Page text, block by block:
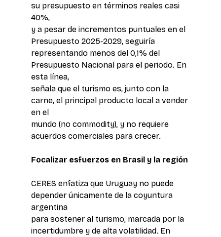
su presupuesto en términos reales casi
40%,
y a pesar de incrementos puntuales en el
Presupuesto 2025-2029, seguiría
representando menos del 0,1% del
Presupuesto Nacional para el periodo. En
esta línea,
señala que el turismo es, junto con la
carne, el principal producto local a vender
en el
mundo (no commodity), y no requiere
acuerdos comerciales para crecer.
Focalizar esfuerzos en Brasil y la región
CERES enfatiza que Uruguay no puede
depender únicamente de la coyuntura
argentina
para sostener al turismo, marcada por la
incertidumbre y de alta volatilidad. En